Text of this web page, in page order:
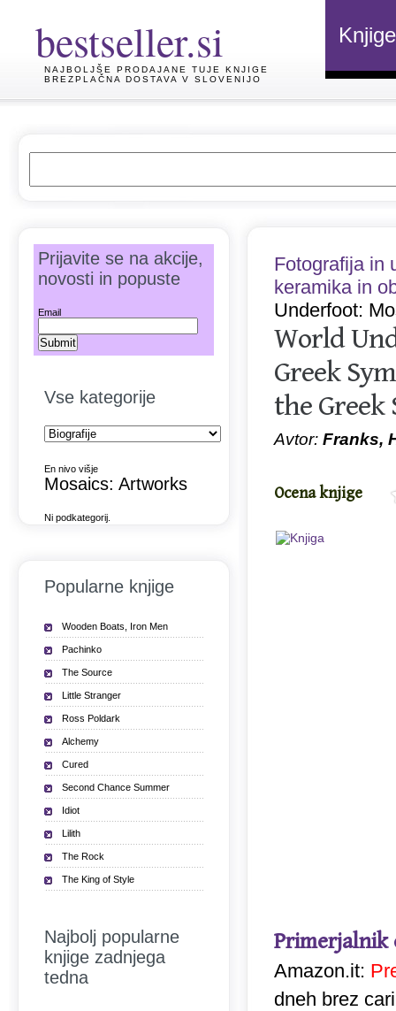
bestseller.si
NAJBOLJŠE PRODAJANE TUJE KNJIGE
BREZPLAČNA DOSTAVA V SLOVENIJO
Knjige
Fotografija in
keramika in
Underfoot:
World
Greek
the Greek
Avtor: Franks,
Ocena knjige
Primerjalnik
Amazon.it:
dneh brez
Prijavite se na akcije,
novosti in popuste
Email
Vse kategorije
En nivo višje
Mosaics: Artworks
Ni podkategorij.
Popularne knjige
Wooden Boats, Iron Men
Pachinko
The Source
Little Stranger
Ross Poldark
Alchemy
Cured
Second Chance Summer
Idiot
Lilith
The Rock
The King of Style
Najbolj popularne
knjige zadnjega
tedna